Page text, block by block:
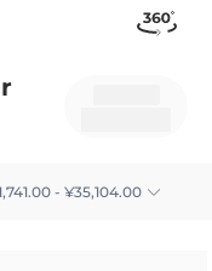
- ¥35,104.00